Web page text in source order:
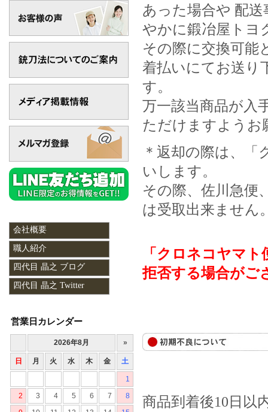
あった場合や 配
やかに鍛冶屋トヨ
その際に交換可能
着払いにてお送り
す。
万一該当商品が入
ただけますようお
＊返却の際は、「
いします。
その際、佐川急便
は受取出来ません
「クロネコヤマ
拒否する場合がご
商品到着後10日以
会社概要
職人紹介
四代目 晶之 ブログ
四代目 晶之 Twitter
営業日カレンダー